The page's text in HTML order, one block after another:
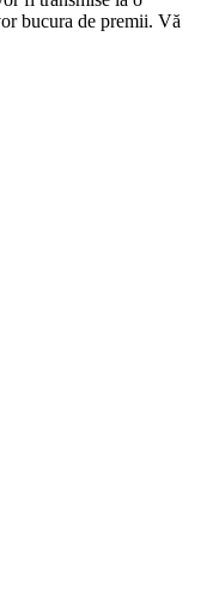
bucura de premii. Vă